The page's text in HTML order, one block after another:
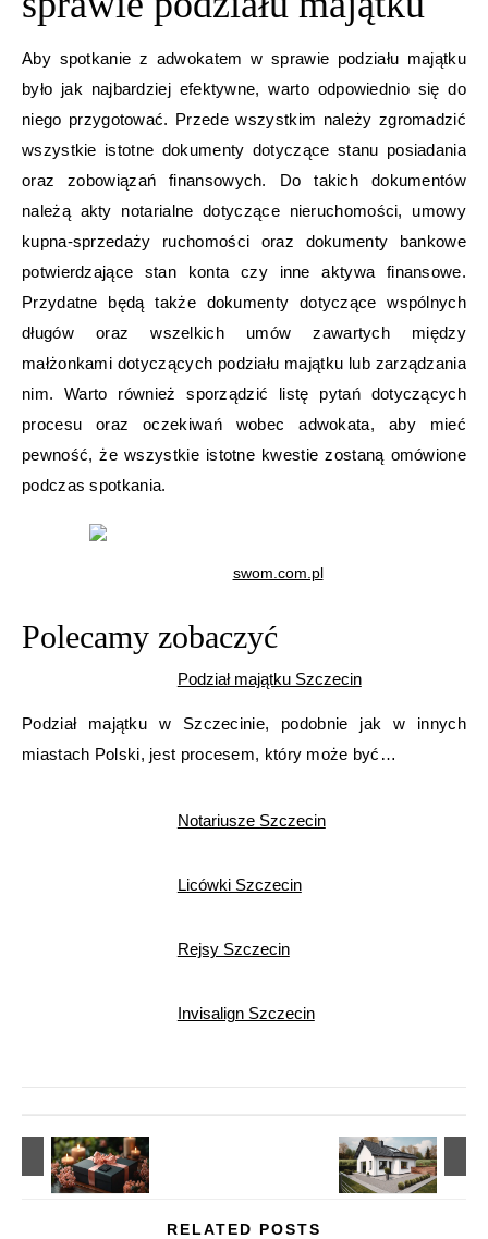
Aby spotkanie z adwokatem w sprawie podziału majątku
było jak najbardziej efektywne, warto odpowiednio się do
niego przygotować. Przede wszystkim należy zgromadzić
wszystkie istotne dokumenty dotyczące stanu posiadania
oraz zobowiązań finansowych. Do takich dokumentów
należą akty notarialne dotyczące nieruchomości, umowy
kupna-sprzedaży ruchomości oraz dokumenty bankowe
potwierdzające stan konta czy inne aktywa finansowe.
Przydatne będą także dokumenty dotyczące wspólnych
długów oraz wszelkich umów zawartych między
małżonkami dotyczących podziału majątku lub zarządzania
nim. Warto również sporządzić listę pytań dotyczących
procesu oraz oczekiwań wobec adwokata, aby mieć
pewność, że wszystkie istotne kwestie zostaną omówione
podczas spotkania.
swom.com.pl
Polecamy zobaczyć
Podział majątku Szczecin
Podział majątku w Szczecinie, podobnie jak w innych
miastach Polski, jest procesem, który może być…
Notariusze Szczecin
Licówki Szczecin
Rejsy Szczecin
Invisalign Szczecin
RELATED POSTS